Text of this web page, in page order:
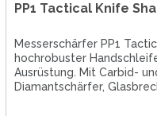
PP1 Tactical Knife
Messerschärfer PP1
hochrobuster
Ausrüstung. Mit Carbid-
Diamantschärfer,